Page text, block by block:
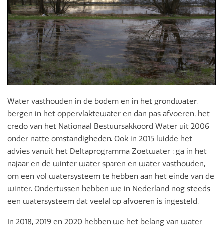
Water vasthouden in de bodem en in het grondwater,
bergen in het oppervlaktewater en dan pas afvoeren, het
credo van het Nationaal Bestuursakkoord Water uit 2006
onder natte omstandigheden. Ook in 2015 luidde het
advies vanuit het Deltaprogramma Zoetwater : ga in het
najaar en de winter water sparen en water vasthouden,
om een vol watersysteem te hebben aan het einde van de
winter. Ondertussen hebben we in Nederland nog steeds
een watersysteem dat veelal op afvoeren is ingesteld.
In 2018, 2019 en 2020 hebben we het belang van water